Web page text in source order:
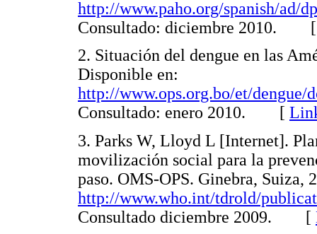
http://www.paho.org/spanish/ad/
Consultado: diciembre 2010.
2. Situación del dengue en las
Disponible en:
http://www.ops.org.bo/et/dengue/
Consultado: enero 2010. [
3. Parks W, Lloyd L [Internet].
movilización social para la
paso. OMS-OPS. Ginebra, Suiza,
http://www.who.int/tdrold/
Consultado diciembre 2009. [